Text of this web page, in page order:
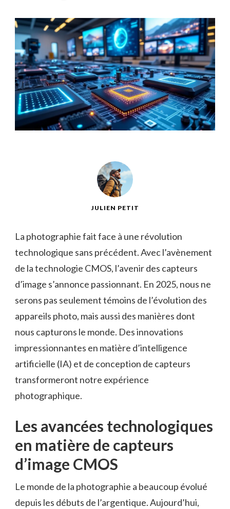
JULIEN PETIT
La photographie fait face à une révolution
technologique sans précédent. Avec l’avènement
de la technologie CMOS, l’avenir des capteurs
d’image s’annonce passionnant. En 2025, nous ne
serons pas seulement témoins de l’évolution des
appareils photo, mais aussi des manières dont
nous capturons le monde. Des innovations
impressionnantes en matière d’intelligence
artificielle (IA) et de conception de capteurs
transformeront notre expérience
photographique.
Les avancées technologiques
en matière de capteurs
d’image CMOS
Le monde de la photographie a beaucoup évolué
depuis les débuts de l’argentique. Aujourd’hui,